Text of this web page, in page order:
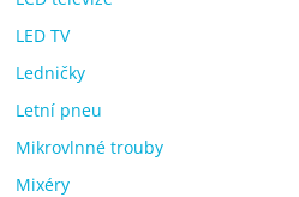
LED TV
Ledničky
Letní pneu
Mikrovlnné trouby
Mixéry